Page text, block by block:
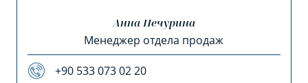
Анна Печурина
Менеджер отдела продаж
+90 533 073 02 20